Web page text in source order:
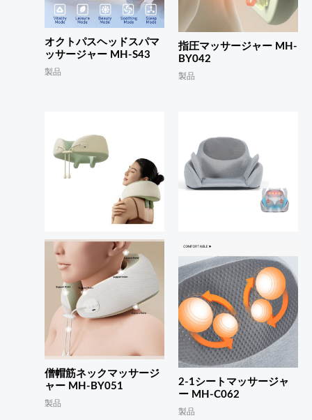
オクトパスヘッドスパマ
ッサージャー MH-S43
製品
指圧マッサージャー MH-
BY042
製品
僧帽筋ネックマッサージ
ャー MH-BY051
製品
2-1シートマッサージャ
ー MH-C062
製品